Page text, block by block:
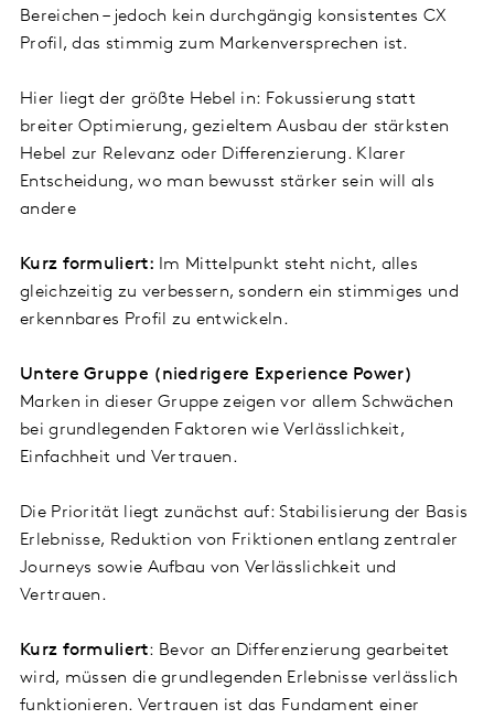
Bereichen – jedoch kein durchgängig konsistentes CX
Profil, das stimmig zum Markenversprechen ist.
Hier liegt der größte Hebel in: Fokussierung statt
breiter Optimierung, gezieltem Ausbau der stärksten
Hebel zur Relevanz oder Differenzierung. Klarer
Entscheidung, wo man bewusst stärker sein will als
andere
Kurz formuliert: Im Mittelpunkt steht nicht, alles
gleichzeitig zu verbessern, sondern ein stimmiges und
erkennbares Profil zu entwickeln.
Untere Gruppe (niedrigere Experience Power)
Marken in dieser Gruppe zeigen vor allem Schwächen
bei grundlegenden Faktoren wie Verlässlichkeit,
Einfachheit und Vertrauen.
Die Priorität liegt zunächst auf: Stabilisierung der Basis
Erlebnisse, Reduktion von Friktionen entlang zentraler
Journeys sowie Aufbau von Verlässlichkeit und
Vertrauen.
Kurz formuliert: Bevor an Differenzierung gearbeitet
wird, müssen die grundlegenden Erlebnisse verlässlich
funktionieren. Vertrauen ist das Fundament einer